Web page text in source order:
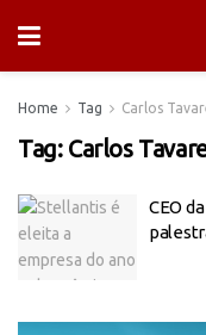
Home Tag Carlos
Tag: Carlos
CEO